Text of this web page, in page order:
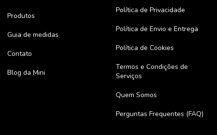
Produtos
Guia de medidas
Contato
Blog da Mini
Política de Privacidade
Política de Envio e Entrega
Política de Cookies
Termos e Condições de
Serviços
Quem Somos
Perguntas Frequentes (FAQ)